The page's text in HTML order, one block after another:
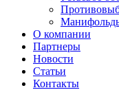
О компании
Партнеры
Новости
Статьи
Контакты